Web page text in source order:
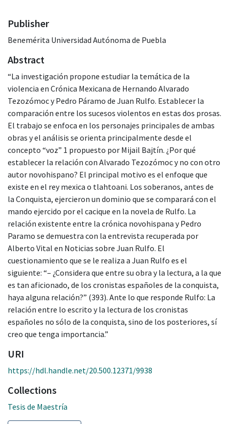
Publisher
Benemérita Universidad Autónoma de Puebla
Abstract
“La investigación propone estudiar la temática de la
violencia en Crónica Mexicana de Hernando Alvarado
Tezozómoc y Pedro Páramo de Juan Rulfo. Establecer la
comparación entre los sucesos violentos en estas dos prosas.
El trabajo se enfoca en los personajes principales de ambas
obras y el análisis se orienta principalmente desde el
concepto “voz” 1 propuesto por Mijail Bajtín. ¿Por qué
establecer la relación con Alvarado Tezozómoc y no con otro
autor novohispano? El principal motivo es el enfoque que
existe en el rey mexica o tlahtoani. Los soberanos, antes de
la Conquista, ejercieron un dominio que se comparará con el
mando ejercido por el cacique en la novela de Rulfo. La
relación existente entre la crónica novohispana y Pedro
Paramo se demuestra con la entrevista recuperada por
Alberto Vital en Noticias sobre Juan Rulfo. El
cuestionamiento que se le realiza a Juan Rulfo es el
siguiente: “– ¿Considera que entre su obra y la lectura, a la que
es tan aficionado, de los cronistas españoles de la conquista,
haya alguna relación?” (393). Ante lo que responde Rulfo: La
relación entre lo escrito y la lectura de los cronistas
españoles no sólo de la conquista, sino de los posteriores, sí
creo que tenga importancia.”
URI
https://hdl.handle.net/20.500.12371/9938
Collections
Tesis de Maestría